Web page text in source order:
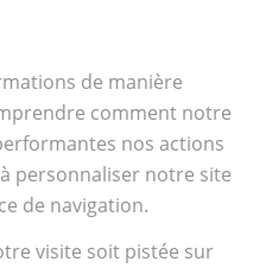
de manière
comment notre
nos actions
personnaliser notre site
de navigation.
visite soit pistée sur